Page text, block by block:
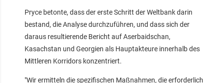
Pryce betonte, dass der erste Schritt der Weltbank darin
bestand, die Analyse durchzuführen, und dass sich der
daraus resultierende Bericht auf Aserbaidschan,
Kasachstan und Georgien als Hauptakteure innerhalb des
Mittleren Korridors konzentriert.
"Wir ermitteln die spezifischen Maßnahmen, die erforderlich